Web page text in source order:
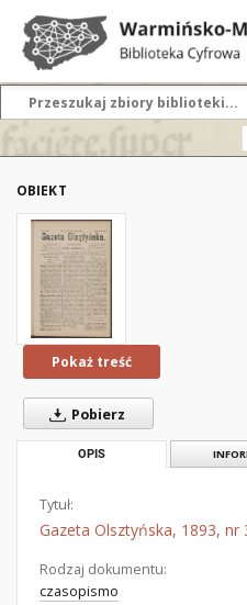
OBIEKT
Pokaż treść
Pobierz
OPIS
Tytuł:
Gazeta Olsztyńska, 1893, nr
Rodzaj dokumentu:
czasopismo